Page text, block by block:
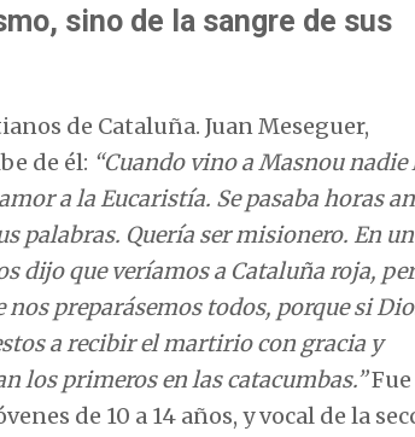
sino de la sangre de sus
de Cataluña. Juan Meseguer,
de él: “Cuando vino a Masnou nadie
a la Eucaristía. Se pasaba horas
palabras. Quería ser misionero. En un
dijo que veríamos a Cataluña roja,
preparásemos todos, porque si
a recibir el martirio con gracia y
los primeros en las catacumbas.”Fue
de 10 a 14 años, y vocal de la